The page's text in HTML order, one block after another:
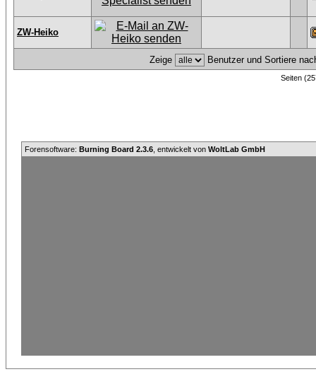
ZW-Heiko
Zeige Benutzer und Sortiere
Seiten
Forensoftware: Burning Board 2.3.6 , entwickelt von WoltLab GmbH